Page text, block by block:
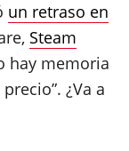
un retraso en
Steam
hay memoria
¿Va a